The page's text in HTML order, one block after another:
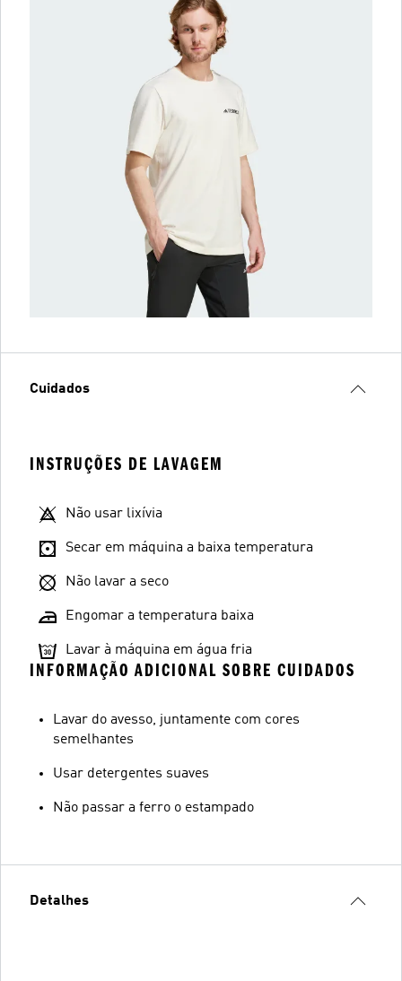
Cuidados
INSTRUÇÕES DE LAVAGEM
Não usar lixívia
Secar em máquina a baixa temperatura
Não lavar a seco
Engomar a temperatura baixa
Lavar à máquina em água fria
INFORMAÇÃO ADICIONAL SOBRE CUIDADOS
Lavar do avesso, juntamente com cores
semelhantes
Usar detergentes suaves
Não passar a ferro o estampado
Detalhes